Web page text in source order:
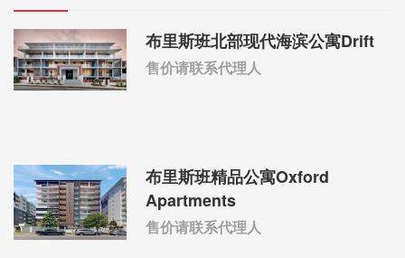
布里斯班北部现代海滨公寓Drift
售价请联系代理人
布里斯班精品公寓Oxford
Apartments
售价请联系代理人